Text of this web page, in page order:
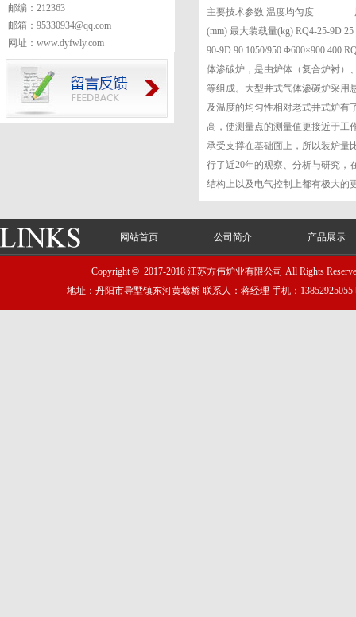
邮编：212363
邮箱：95330934@qq.com
网址：www.dyfwly.com
主要技术参数 温度均匀度 用
(mm) 最大装载量(kg) RQ4-25-9D 25
90-9D 90 1050/950 Φ600×900 400
体渗碳炉，是由炉体（复合炉衬）
等组成。大型井式气体渗碳炉采用
及温度的均匀性相对老式井式炉有
高，使测量点的测量值更接近于工
承受支撑在基础面上，所以装炉量
行了近20年的观察、分析与研究，
结构上以及电气控制上都有极大的
网站首页 公司简介 产品展示
Copyright© 2017-2018 江苏方伟炉业有限公司 All Rights
地址：丹阳市导墅镇东河黄埝桥 联系人：蒋经理 手机：13852925055